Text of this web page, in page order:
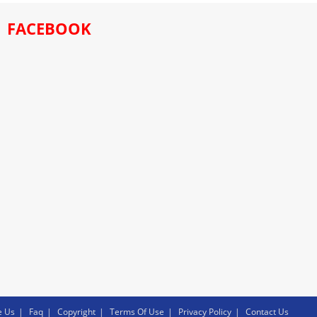
FACEBOOK
Us Faq Copyright Terms Of Use Privacy Policy Contact Us